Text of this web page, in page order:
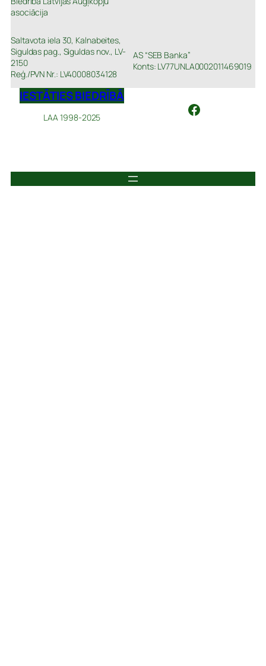
asociācija
Saltavota iela 30, Kalnabeites,
Siguldas pag., Siguldas nov., LV-
2150
Reģ./PVN Nr.: LV40008034128
AS “SEB Banka”
Konts: LV77UNLA0002011469019
IESTĀTIES BIEDRĪBĀ
LAA 1998-2025 Facebook